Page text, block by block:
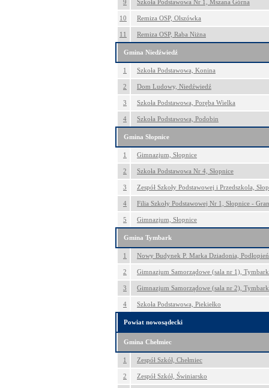
9 Szkoła Podstawowa Nr 1, Mszana Górna
10 Remiza OSP, Olszówka
11 Remiza OSP, Raba Niżna
Gmina Niedźwiedź
1 Szkoła Podstawowa, Konina
2 Dom Ludowy, Niedźwiedź
3 Szkoła Podstawowa, Poręba Wielka
4 Szkoła Podstawowa, Podobin
Gmina Słopnice
1 Gimnazjum, Słopnice
2 Szkoła Podstawowa Nr 4, Słopnice
3 Zespół Szkoły Podstawowej i Przedszkola,
4 Filia Szkoły Podstawowej Nr 1, Słopnice -
5 Gimnazjum, Słopnice
Gmina Tymbark
1 Nowy Budynek P. Marka Dziadonia,
2 Gimnazjum Samorządowe (sala nr 1), Tymbark
3 Gimnazjum Samorządowe (sala nr 2), Tymbark
4 Szkoła Podstawowa, Piekiełko
Powiat nowosądecki
Gmina Chełmiec
1 Zespół Szkół, Chełmiec
2 Zespół Szkół, Świniarsko